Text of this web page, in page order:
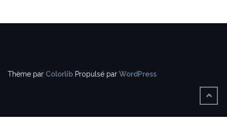
Thème par Colorlib Propulsé par WordPress